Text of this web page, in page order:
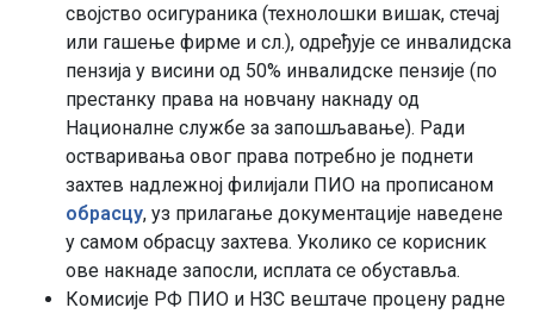
својство осигураника (технолошки вишак, стечај
или гашење фирме и сл.), одређује се инвалидска
пензија у висини од 50% инвалидске пензије (по
престанку права на новчану накнаду од
Националне службе за запошљавање). Ради
остваривања овог права потребно је поднети
захтев надлежној филијали ПИО на прописаном
обрасцу, уз прилагање документације наведене
у самом обрасцу захтева. Уколико се корисник
ове накнаде запосли, исплата се обуставља.
Комисије РФ ПИО и НЗС вештаче процену радне